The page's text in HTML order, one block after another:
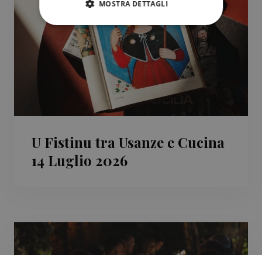
U Fistinu tra Usanze e Cucina
14 Luglio 2026
MOSTRA DETTAGLI